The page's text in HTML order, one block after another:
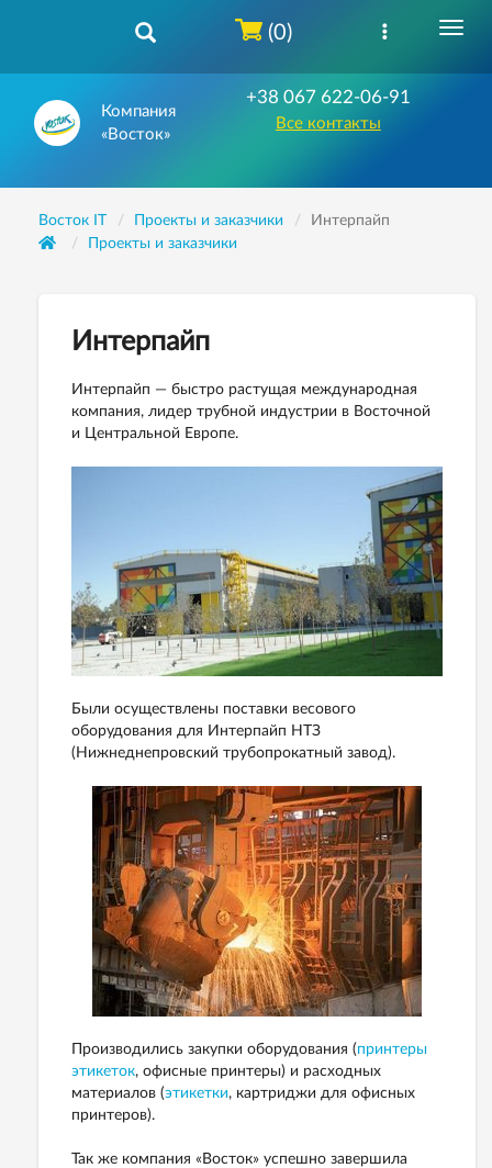
Компания
«Восток»
+38 067 622-06-91
Все контакты
(0)
Восток IT Проекты и заказчики
Интерпайп
Проекты и заказчики
Интерпайп
Интерпайп — быстро растущая международная
компания, лидер трубной индустрии в Восточной
и Центральной Европе.
Были осуществлены поставки весового
оборудования для Интерпайп НТЗ
(Нижнеднепровский трубопрокатный завод).
Производились закупки оборудования (принтеры
этикеток, офисные принтеры) и расходных
материалов (этикетки, картриджи для офисных
принтеров).
Так же компания «Восток» успешно завершила